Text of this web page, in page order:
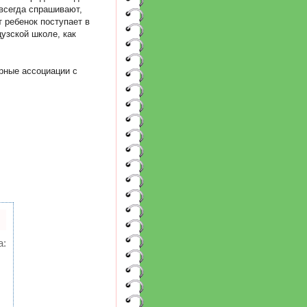
спрашивают,
поступает в
школе, как
ассоциации с